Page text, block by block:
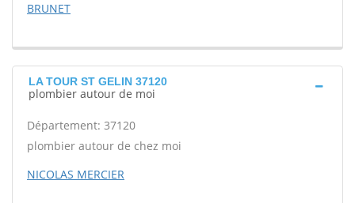
BRUNET
LA TOUR ST GELIN 37120
plombier autour de moi
Département: 37120
plombier autour de chez moi
NICOLAS MERCIER